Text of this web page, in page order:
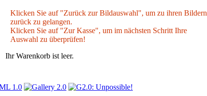
Klicken Sie auf "Zurück zur Bildauswahl", um zu ihren Bildern
zurück zu gelangen.
Klicken Sie auf "Zur Kasse", um im nächsten Schritt Ihre
Auswahl zu überprüfen!
Ihr Warenkorb ist leer.